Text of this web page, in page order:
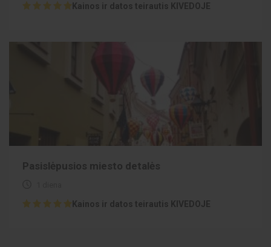
Kainos ir datos teirautis KIVEDOJE
Pasislėpusios miesto detalės
Kainos ir datos teirautis KIVEDOJE